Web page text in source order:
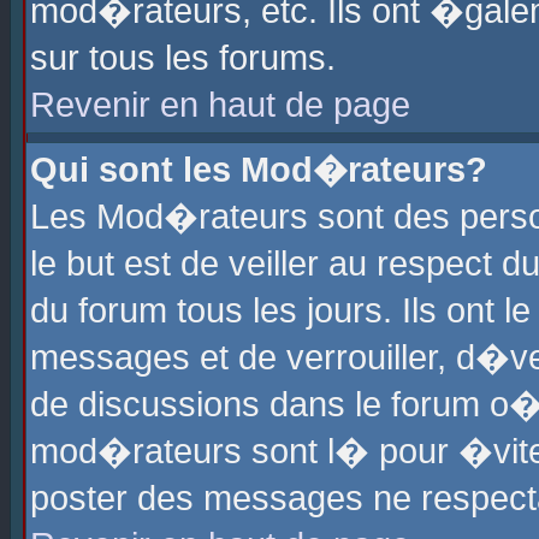
mod�rateurs, etc. Ils ont
sur tous les forums.
Revenir en haut de page
Qui sont les Mod�rateurs?
Les Mod�rateurs sont des
le but est de veiller au respect
du forum tous les jours. Ils ont
messages et de verrouiller,
de discussions dans le forum
mod�rateurs sont l� pour
poster des messages ne